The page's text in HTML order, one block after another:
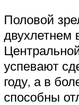
Половой
двухлетнем
успевают
году, а в
способны